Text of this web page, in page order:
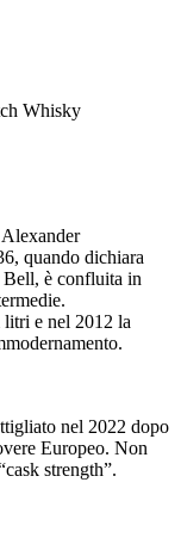
Whisky
quando dichiara
Bell, è confluita in
e nel 2012 la
nel 2022 dopo
Europeo. Non
strength”.